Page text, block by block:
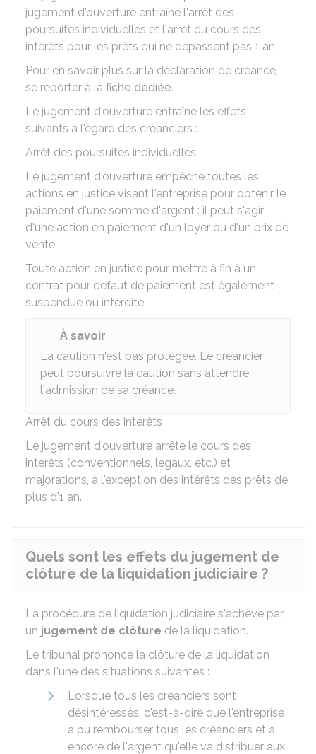
jugement d'ouverture entraîne l'arrêt des
poursuites individuelles et l'arrêt du cours des
intérêts pour les prêts qui ne dépassent pas 1 an.
Pour en savoir plus sur la déclaration de créance,
se reporter à la fiche dédiée.
Le jugement d'ouverture entraîne les effets
suivants à l'égard des créanciers :
Arrêt des poursuites individuelles
Le jugement d'ouverture empêche toutes les
actions en justice visant l'entreprise pour obtenir le
paiement d'une somme d'argent : il peut s'agir
d'une action en paiement d'un loyer ou d'un prix de
vente.
Toute action en justice pour mettre à fin à un
contrat pour défaut de paiement est également
suspendue ou interdite.
À savoir
La caution n'est pas protégée. Le créancier
peut poursuivre la caution sans attendre
l'admission de sa créance.
Arrêt du cours des intérêts
Le jugement d'ouverture arrête le cours des
intérêts (conventionnels, légaux, etc.) et
majorations, à l'exception des intérêts des prêts de
plus d'1 an.
Quels sont les effets du jugement de
clôture de la liquidation judiciaire ?
La procédure de liquidation judiciaire s'achève par
un jugement de clôture de la liquidation.
Le tribunal prononce la clôture de la liquidation
dans l'une des situations suivantes :
Lorsque tous les créanciers sont
désintéressés, c'est-à-dire que l'entreprise
a pu rembourser tous les créanciers et a
encore de l'argent qu'elle va distribuer aux